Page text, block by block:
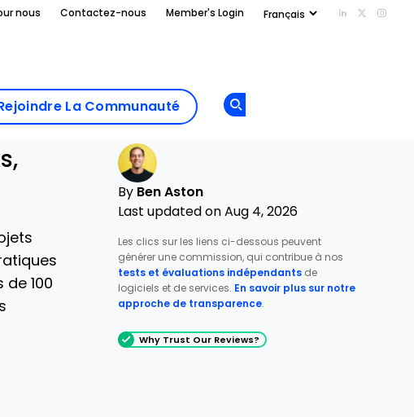
nous Contactez-nous Member's Login Add us on
Follow
La Communauté
100
By Ben Aston
Last updated on Aug 4, 2026
Les clics sur les liens ci-dessous peuvent
générer une commission, qui contribue à nos
tests et évaluations indépendants de
logiciels et de services. En savoir plus sur notre
approche de transparence.
Why Trust Our Reviews?